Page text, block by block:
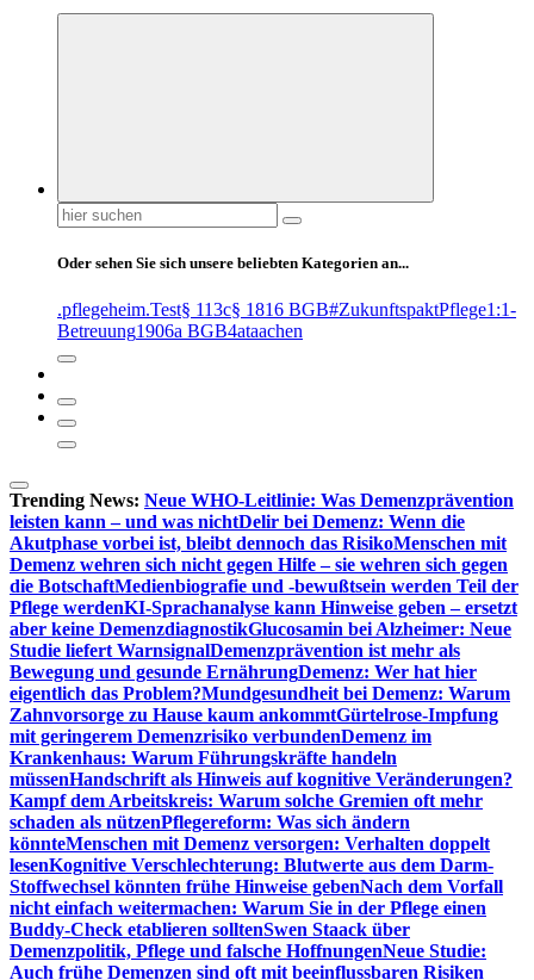
Suchen
nach:
Oder sehen Sie sich unsere beliebten Kategorien an...
.pflegeheim.Test§ 113c§ 1816 BGB#ZukunftspaktPflege1:1-
Betreuung1906a BGB4ataachen
Trending News: Neue WHO-Leitlinie: Was Demenzprävention
leisten kann – und was nichtDelir bei Demenz: Wenn die
Akutphase vorbei ist, bleibt dennoch das RisikoMenschen mit
Demenz wehren sich nicht gegen Hilfe – sie wehren sich gegen
die BotschaftMedienbiografie und -bewußtsein werden Teil der
Pflege werdenKI-Sprachanalyse kann Hinweise geben – ersetzt
aber keine DemenzdiagnostikGlucosamin bei Alzheimer: Neue
Studie liefert WarnsignalDemenzprävention ist mehr als
Bewegung und gesunde ErnährungDemenz: Wer hat hier
eigentlich das Problem?Mundgesundheit bei Demenz: Warum
Zahnvorsorge zu Hause kaum ankommtGürtelrose-Impfung
mit geringerem Demenzrisiko verbundenDemenz im
Krankenhaus: Warum Führungskräfte handeln
müssenHandschrift als Hinweis auf kognitive Veränderungen?
Kampf dem Arbeitskreis: Warum solche Gremien oft mehr
schaden als nützenPflegereform: Was sich ändern
könnteMenschen mit Demenz versorgen: Verhalten doppelt
lesenKognitive Verschlechterung: Blutwerte aus dem Darm-
Stoffwechsel könnten frühe Hinweise gebenNach dem Vorfall
nicht einfach weitermachen: Warum Sie in der Pflege einen
Buddy-Check etablieren solltenSwen Staack über
Demenzpolitik, Pflege und falsche HoffnungenNeue Studie:
Auch frühe Demenzen sind oft mit beeinflussbaren Risiken